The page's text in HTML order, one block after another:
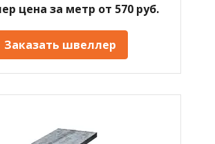
цена за метр от 570 руб.
Заказать швеллер